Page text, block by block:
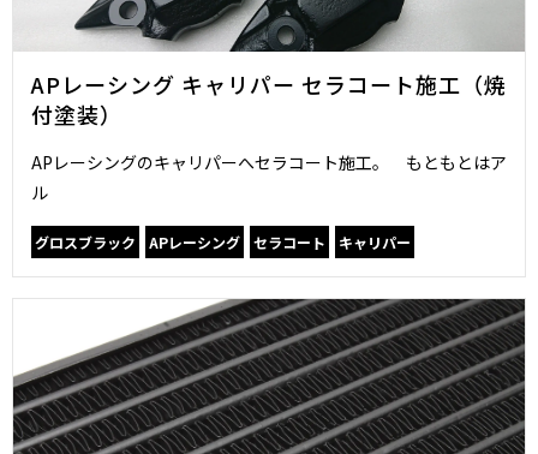
APレーシング キャリパー セラコート施工（焼
付塗装）
APレーシングのキャリパーへセラコート施工。 もともとはア
ル
グロスブラック APレーシング セラコート キャリパー